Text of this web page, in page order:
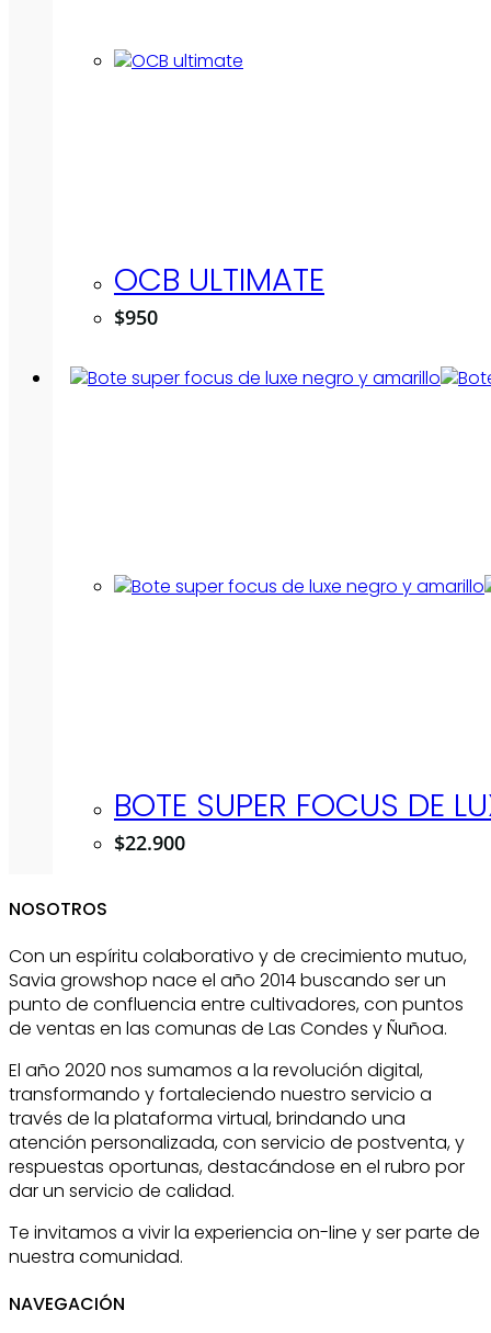
OCB ULTIMATE
$950
BOTE SUPER FOCUS DE
$22.900
NOSOTROS
Con un espíritu colaborativo y de crecimiento mutuo,
Savia growshop nace el año 2014 buscando ser un
punto de confluencia entre cultivadores, con puntos
de ventas en las comunas de Las Condes y Ñuñoa.
El año 2020 nos sumamos a la revolución digital,
transformando y fortaleciendo nuestro servicio a
través de la plataforma virtual, brindando una
atención personalizada, con servicio de postventa, y
respuestas oportunas, destacándose en el rubro por
dar un servicio de calidad.
Te invitamos a vivir la experiencia on-line y ser parte de
nuestra comunidad.
NAVEGACIÓN